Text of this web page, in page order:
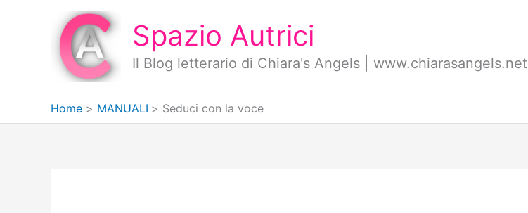
Spazio Autrici
Il Blog letterario di Chiara's Angels | www.chiarasangels.net
Home MANUALI Seduci con la voce